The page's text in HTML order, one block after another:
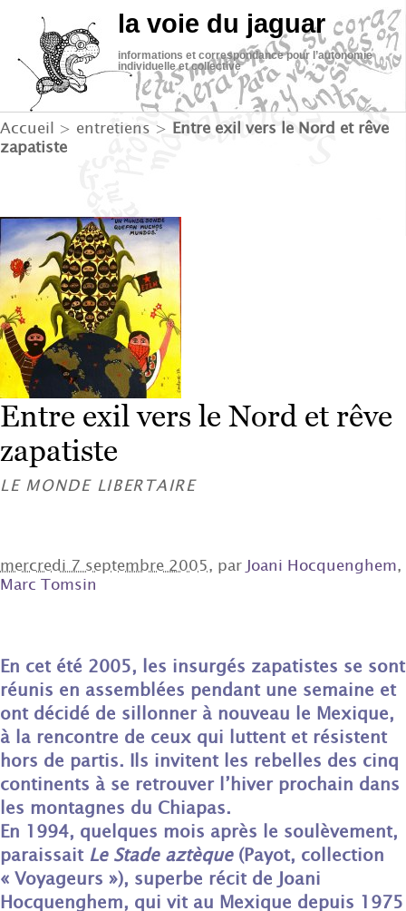
la voie du jaguar
informations et correspondance pour l’autonomie
individuelle et collective
Accueil > entretiens > Entre exil vers le Nord et rêve
zapatiste
Entre exil vers le Nord et rêve
zapatiste
LE MONDE LIBERTAIRE
mercredi 7 septembre 2005, par Joani Hocquenghem,
Marc Tomsin
En cet été 2005, les insurgés zapatistes se sont
réunis en assemblées pendant une semaine et
ont décidé de sillonner à nouveau le Mexique,
à la rencontre de ceux qui luttent et résistent
hors de partis. Ils invitent les rebelles des cinq
continents à se retrouver l’hiver prochain dans
les montagnes du Chiapas.
En 1994, quelques mois après le soulèvement,
paraissait Le Stade aztèque(Payot, collection
« Voyageurs »), superbe récit de Joani
Hocquenghem, qui vit au Mexique depuis 1975